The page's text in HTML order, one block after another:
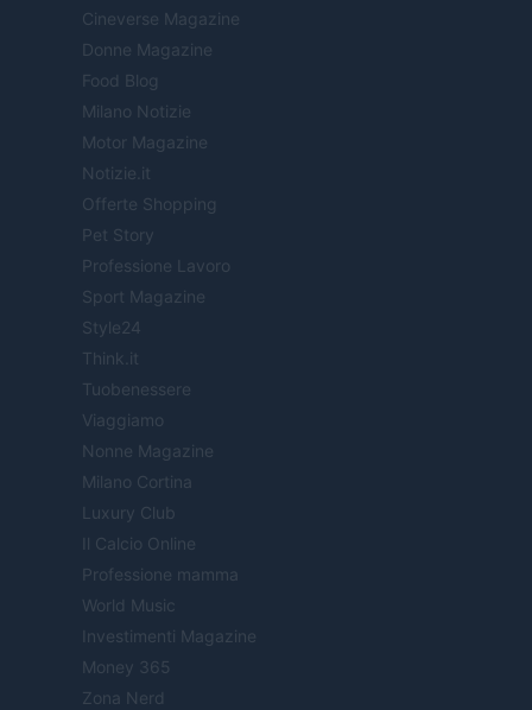
Cineverse Magazine
Donne Magazine
Food Blog
Milano Notizie
Motor Magazine
Notizie.it
Offerte Shopping
Pet Story
Professione Lavoro
Sport Magazine
Style24
Think.it
Tuobenessere
Viaggiamo
Nonne Magazine
Milano Cortina
Luxury Club
Il Calcio Online
Professione mamma
World Music
Investimenti Magazine
Money 365
Zona Nerd